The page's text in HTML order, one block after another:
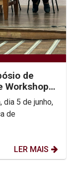
de
Workshop
dia 5 de junho,
de
LER MAIS